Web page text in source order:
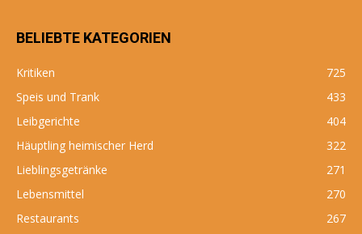
BELIEBTE KATEGORIEN
Kritiken
725
Speis und Trank
433
Leibgerichte
404
Häuptling heimischer Herd
322
Lieblingsgetränke
271
Lebensmittel
270
Restaurants
267